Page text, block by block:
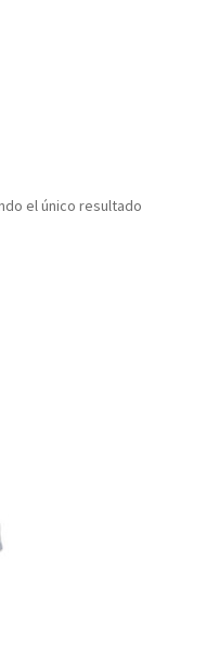
el único resultado